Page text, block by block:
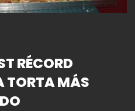
RÉCORD
TORTA MÁS